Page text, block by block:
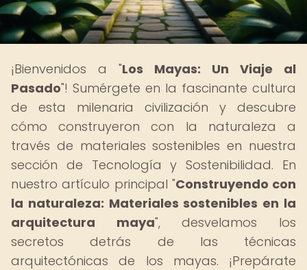
¡Bienvenidos a "Los Mayas: Un Viaje al
Pasado"! Sumérgete en la fascinante cultura
de esta milenaria civilización y descubre
cómo construyeron con la naturaleza a
través de materiales sostenibles en nuestra
sección de Tecnología y Sostenibilidad. En
nuestro artículo principal "Construyendo con
la naturaleza: Materiales sostenibles en la
arquitectura maya", desvelamos los
secretos detrás de las técnicas
arquitectónicas de los mayas. ¡Prepárate